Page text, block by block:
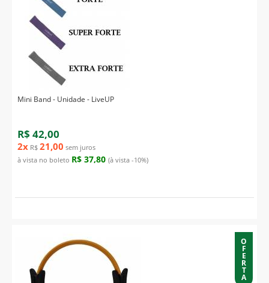
Mini Band - Unidade - LiveUP
R$ 42,00
2x R$ 21,00 sem juros
à vista no boleto R$ 37,80 (à vista -10%)
O
F
E
R
T
A